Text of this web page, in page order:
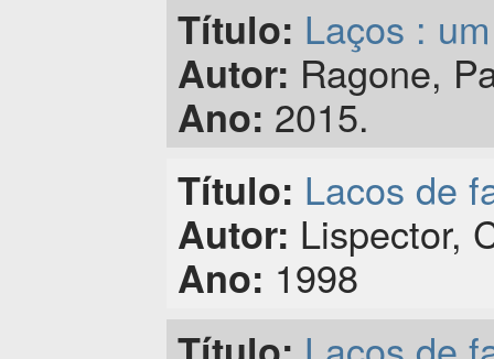
Título: Laços :
Autor: Ragone,
Ano: 2015.
Título: Lacos de
Autor: Lispector,
Ano: 1998